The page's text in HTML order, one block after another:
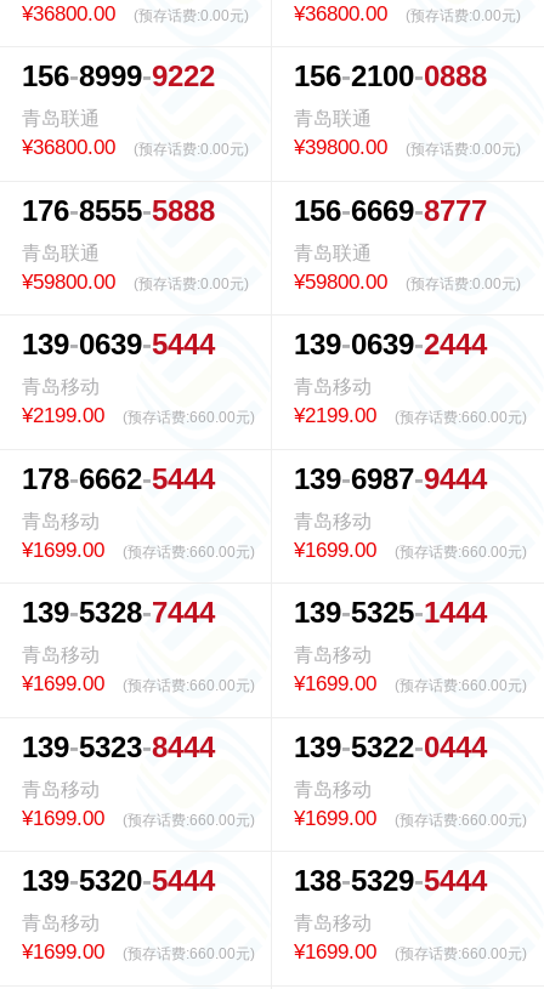
¥36800.00 (预存话费:0.00元) ¥36800.00 (预存话费:0.00元)
156 8999 9222
青岛联通
¥36800.00 (预存话费:0.00元)
156 2100 0888
青岛联通
¥39800.00 (预存话费:0.00元)
176 8555 5888
青岛联通
¥59800.00 (预存话费:0.00元)
156 6669 8777
青岛联通
¥59800.00 (预存话费:0.00元)
139 0639 5444
青岛移动
¥2199.00 (预存话费:660.00元)
139 0639 2444
青岛移动
¥2199.00 (预存话费:660.00元)
178 6662 5444
青岛移动
¥1699.00 (预存话费:660.00元)
139 6987 9444
青岛移动
¥1699.00 (预存话费:660.00元)
139 5328 7444
青岛移动
¥1699.00 (预存话费:660.00元)
139 5325 1444
青岛移动
¥1699.00 (预存话费:660.00元)
139 5323 8444
青岛移动
¥1699.00 (预存话费:660.00元)
139 5322 0444
青岛移动
¥1699.00 (预存话费:660.00元)
139 5320 5444
青岛移动
¥1699.00 (预存话费:660.00元)
138 5329 5444
青岛移动
¥1699.00 (预存话费:660.00元)